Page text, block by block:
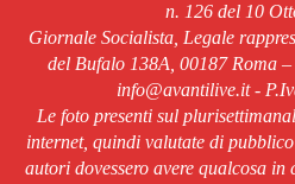
n. 126 del 10
Giornale Socialista, Legale
del Bufalo 138A, 00187 Roma
info@avantilive.it -
Le foto presenti sul
internet, quindi valutate di
autori dovessero avere qualcosa